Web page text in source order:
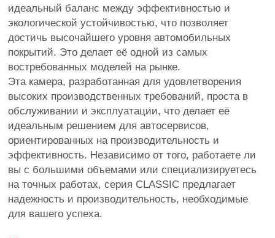
идеальный баланс между эффективностью и
экологической устойчивостью, что позволяет
достичь высочайшего уровня автомобильных
покрытий. Это делает её одной из самых
востребованных моделей на рынке.
Эта камера, разработанная для удовлетворения
высоких производственных требований, проста в
обслуживании и эксплуатации, что делает её
идеальным решением для автосервисов,
ориентированных на производительность и
эффективность. Независимо от того, работаете ли
вы с большими объемами или специализируетесь
на точных работах, серия CLASSIC предлагает
надежность и производительность, необходимые
для вашего успеха.